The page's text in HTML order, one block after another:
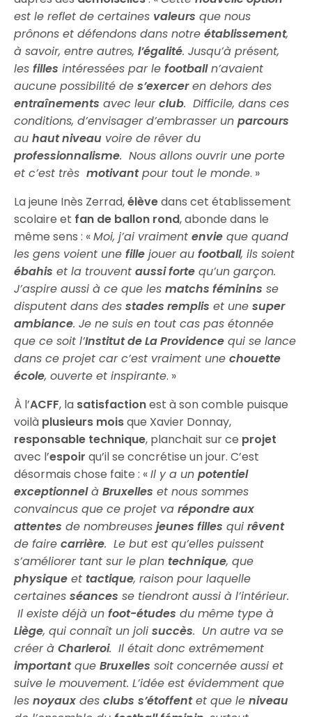
est le reflet de certaines valeurs que nous
prônons et défendons dans notreétablissement,
à savoir, entre autres,l’égalité. Jusqu’à présent,
lesfilles intéressées par lefootballn’avaient
aucune possibilité des’exerceren dehors des
entraînements avec leurclub. Difficile, dans ces
conditions, d’envisager d’embrasser unparcours
auhaut niveau voire de rêver du
professionnalisme. Nous allons ouvrir une porte
et c’est trèsmotivantpour tout le monde. »
La jeune Inès Zerrad,élèvedans cet établissement
scolaire et fan de ballon rond, abonde dans le
même sens : «Moi, j’ai vraimentenvie que quand
les gens voient unefille jouer aufootball, ils soient
ébahis et la trouventaussi forte qu’un garçon.
J’aspire aussi à ce que lesmatchs féminins se
disputent dans desstades remplis et unesuper
ambiance. Je ne suis en tout cas pas étonnée
que ce soit l’Institut de La Providence qui se lance
dans ce projet car c’est vraiment unechouette
école, ouverte et inspirante. »
À l’ACFF, la satisfactionest à son comble puisque
voilà plusieurs moisque Xavier Donnay,
responsable technique, planchait sur ce projet
avec l’espoir qu’il se concrétise un jour. C’est
désormais chose faite : «Il y a unpotentiel
exceptionnelàBruxelles et nous sommes
convaincus que ce projet varépondre aux
attentes de nombreusesjeunes filles quirêvent
de fairecarrière. Le but est qu’elles puissent
s’améliorer tant sur le plan technique, que
physique et tactique, raison pour laquelle
certainesséances se tiendront aussi à l’intérieur.
Il existe déjà unfoot-études du même type à
Liège, qui connaît un jolisuccès. Un autre va se
créer àCharleroi. Il était donc extrêmement
importantqueBruxelles soit concernée aussi et
suive le mouvement. L’idée est évidemment que
lesnoyaux desclubs s’étoffentet que leniveau